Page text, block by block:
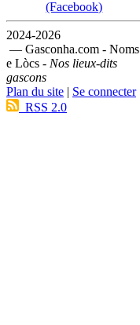
(Facebook)
2024-2026
— Gasconha.com - Noms
e Lòcs - Nos lieux-dits
gascons
Plan du site
Se connecter|
RSS 2.0